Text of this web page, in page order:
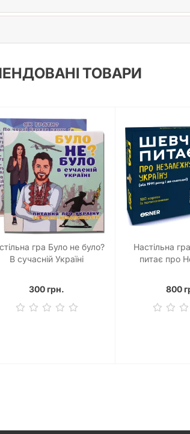
ТОВАРИ
гра Було не було?
В сучасній Україні
300 грн.
Настільна
питає про
800